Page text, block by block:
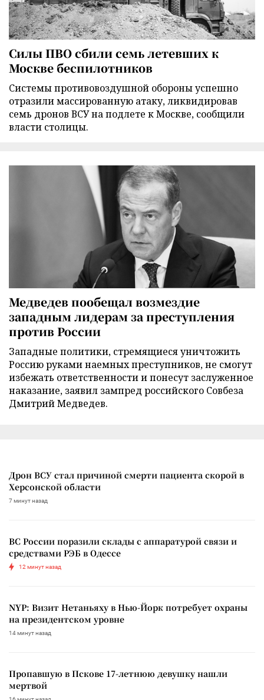
Силы ПВО сбили семь летевших к
Москве беспилотников
Cистемы противовоздушной обороны успешно
отразили массированную атаку, ликвидировав
семь дронов ВСУ на подлете к Москве, сообщили
власти столицы.
Медведев пообещал возмездие
западным лидерам за преступления
против России
Западные политики, стремящиеся уничтожить
Россию руками наемных преступников, не смогут
избежать ответственности и понесут заслуженное
наказание, заявил зампред российского Совбеза
Дмитрий Медведев.
Дрон ВСУ стал причиной смерти пациента скорой в
Херсонской области
7 минут назад
ВС России поразили склады с аппаратурой связи и
средствами РЭБ в Одессе
12 минут назад
NYP: Визит Нетаньяху в Нью-Йорк потребует охраны
на президентском уровне
14 минут назад
Пропавшую в Пскове 17-летнюю девушку нашли
мертвой